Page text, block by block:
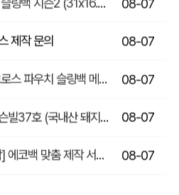
08-07
제작 문의 08-07
버튼온 크로스 파우치 슬링백 메신저백 Z763 08-07
[사조] 쟌슨빌37호 (국내산 돼지고기100%) / 명절 선물세트 08-07
[주문제작] 에코백 맞춤 제작 서비스 08-07